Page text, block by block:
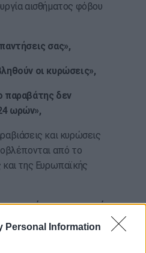
Personal Information
αισθήματος φόβου
σας»,
οι κυρώσεις»,
παραβάτης δεν
ωρών»,
και κυρώσεις
από το
της Ευρωπαϊκής
να εμφανιστεί
περιλαμβάνοντας ψευδώς
Φορέων, ενώ στο